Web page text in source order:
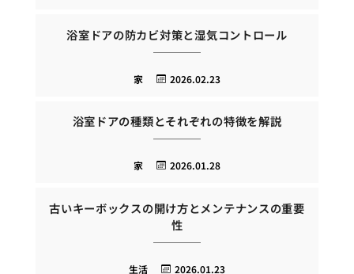
浴室ドアの防カビ対策と湿気コントロール
2026.02.23
家
浴室ドアの種類とそれぞれの特徴を解説
2026.01.28
家
古いキーボックスの開け方とメンテナンスの重要
性
2026.01.23
生活